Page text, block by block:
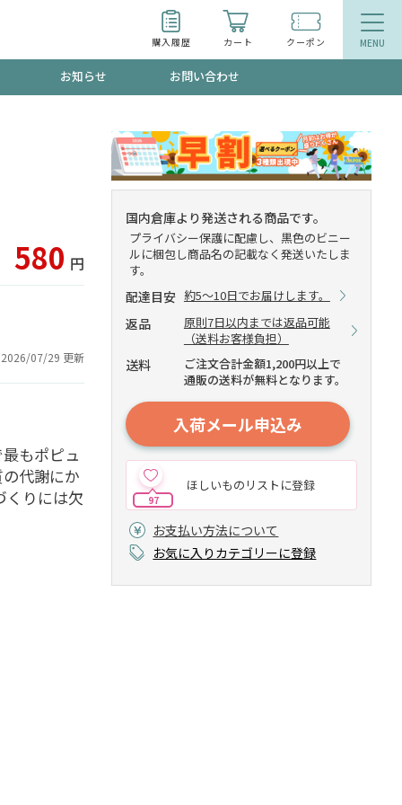
購入履歴 カート クーポン
食品
ールで、夏の頭皮ストレスを完全リセッ
フが贈る音声プログラム
るものが一目でわかるランキング
お知らせ お問い合わせ
580 円
2026/07/29 更新
もポピュ
代謝にか
くりには欠
国内倉庫より発送される商品です。
プライバシー保護に配慮し、黒色のビニー
ルに梱包し商品名の記載なく発送いたしま
す。
配達目安 約5～10日でお届けします。
返品
原則7日以内までは返品可能
（送料お客様負担）
送料
ご注文合計金額1,200円以上で
通販の送料が無料となります。
入荷メール申込み
ほしいものリストに登録
97
お支払い方法について
お気に入りカテゴリーに登録